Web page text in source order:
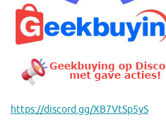
https://discord.gg/XB7VtSp5yS